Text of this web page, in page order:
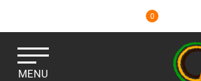
0
MENU